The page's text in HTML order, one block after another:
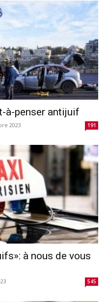
à-penser antijuif
2023 191
à nous de vous
545